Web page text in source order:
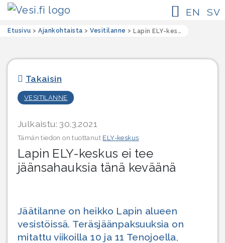
SV
EN
Etusivu > Ajankohtaista > Vesitilanne > Lapin ELY-keskus ei tee jäänsahauksia tänä keväänä
Takaisin
VESITILANNE
Julkaistu: 30.3.2021
Tämän tiedon on tuottanut ELY-keskus
Lapin ELY-keskus ei tee
jäänsahauksia tänä keväänä
Jäätilanne on heikko Lapin alueen
vesistöissä. Teräsjäänpaksuuksia on
mitattu viikoilla 10 ja 11 Tenojoella,